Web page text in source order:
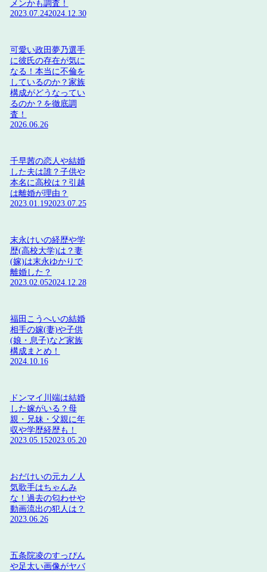
メンかも調査！
2023.07.242024.12.30
可愛い政田夢乃選手
に彼氏の存在が気に
なる！本当に不倫を
しているのか？家族
構成がどうなってい
るのか？を徹底調
査！
2026.06.26
千早茜の恋人や結婚
した夫は誰？子供や
本名に高校は？引越
は離婚が理由？
2023.01.192023.07.25
末永けいの経歴や学
歴(高校大学)は？妻
(嫁)は末永ゆかりで
離婚した？
2023.02.052024.12.28
福田こうへいの結婚
相手の嫁(妻)や子供
(娘・息子)など家族
構成まとめ！
2024.10.16
ドンマイ川端は結婚
した嫁がいる？母
親・兄妹・父親に年
収や学歴経歴も！
2023.05.152023.05.20
おだけいの元カノ人
気歌手はちゃんみ
な！過去の匂わせや
動画流出の犯人は？
2023.06.26
五条院凌のすっぴん
や足太い画像がヤバ